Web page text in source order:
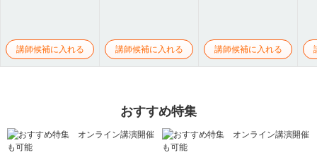
講師候補に入れる 講師候補に入れる 講師候補に入れる
おすすめ特集